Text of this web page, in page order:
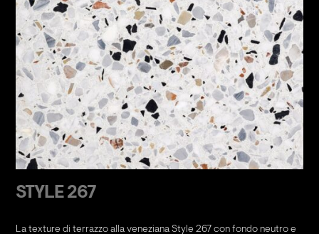
STYLE 267
La texture di terrazzo alla veneziana Style 267 con fondo neutro e